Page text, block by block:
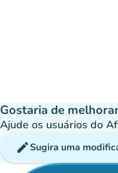
Gostaria de
Ajude os usuários do
editSugira uma